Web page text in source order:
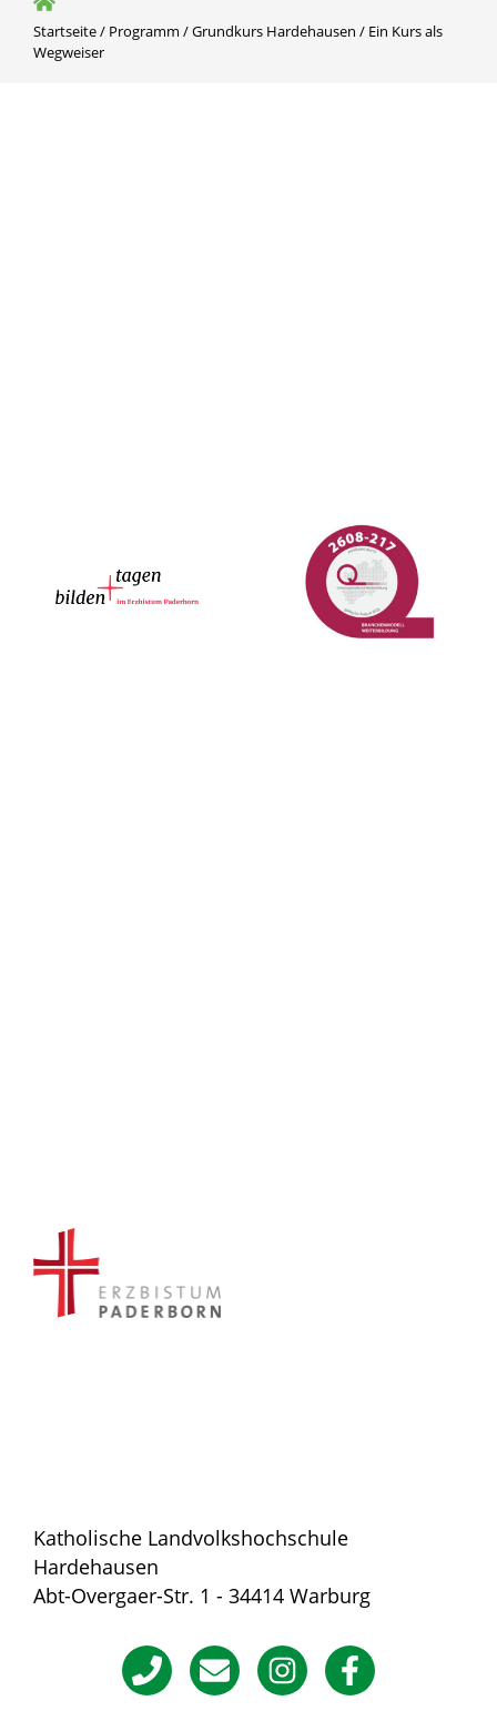
Startseite/ Programm /Grundkurs Hardehausen / Ein Kurs als
Wegweiser
Katholische Landvolkshochschule
Hardehausen
Abt-Overgaer-Str. 1 - 34414 Warburg